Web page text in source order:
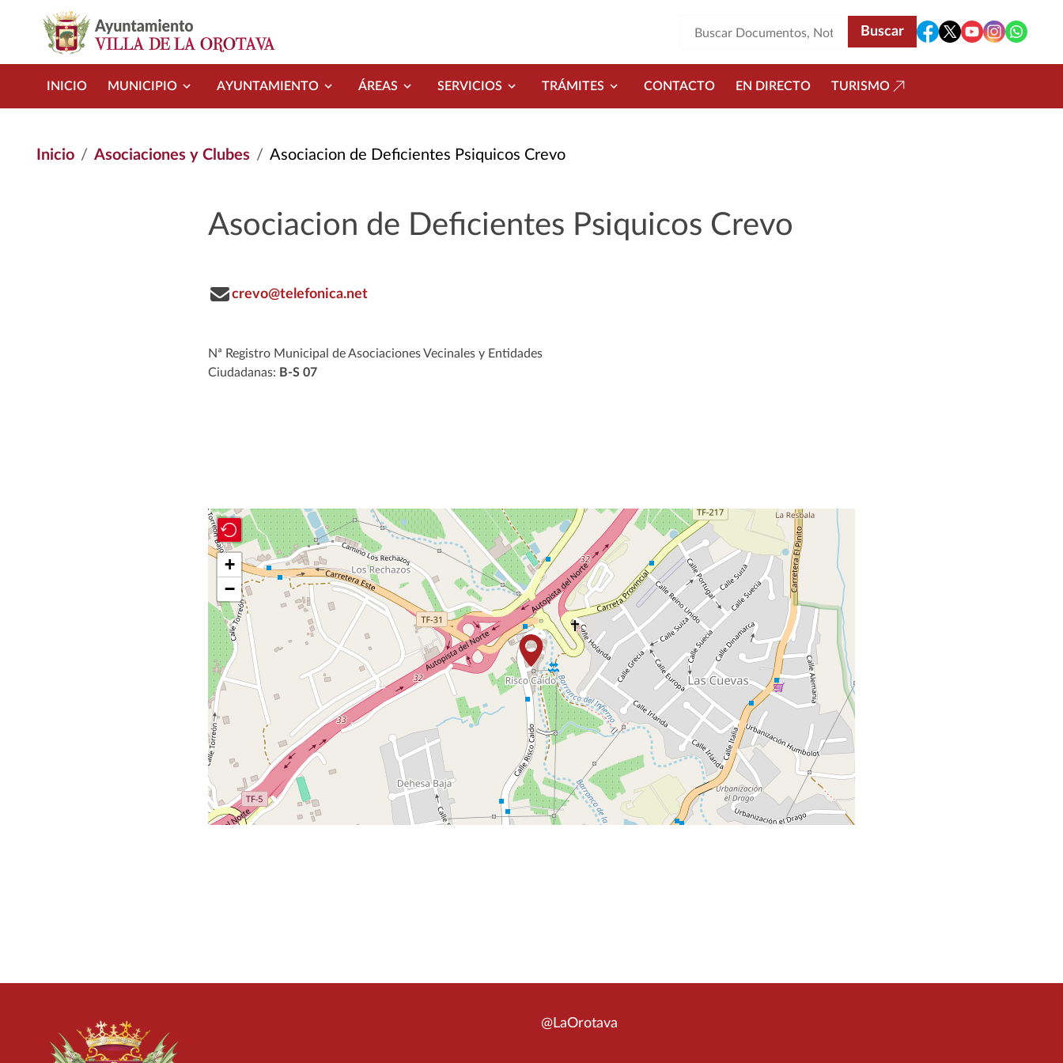
INICIO MUNICIPIO AYUNTAMIENTO ÁREAS SERVICIOS TRÁMITES CONTACTO EN DIRECTO TURISMO
Inicio Asociaciones y Clubes Asociacion de Deficientes Psiquicos Crevo
Asociacion de Deficientes Psiquicos Crevo
crevo@telefonica.net
Nª Registro Municipal de Asociaciones Vecinales y Entidades
Ciudadanas: B-S 07
+
−
@LaOrotava